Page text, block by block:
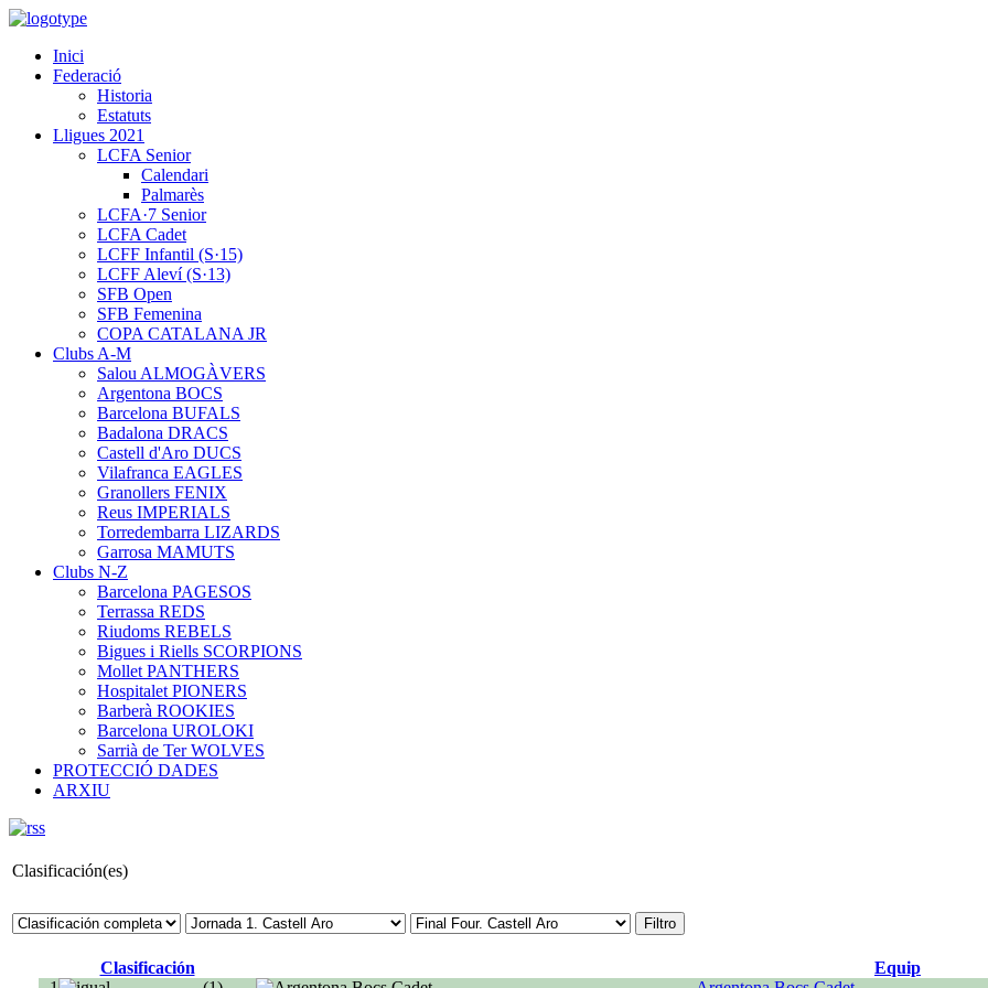
Inici
Federació
Historia
Estatuts
Lligues 2021
LCFA Senior
Calendari
Palmarès
LCFA·7 Senior
LCFA Cadet
LCFF Infantil (S·15)
LCFF Aleví (S·13)
SFB Open
SFB Femenina
COPA CATALANA JR
Clubs A-M
Salou ALMOGÀVERS
Argentona BOCS
Barcelona BUFALS
Badalona DRACS
Castell d'Aro DUCS
Vilafranca EAGLES
Granollers FENIX
Reus IMPERIALS
Torredembarra LIZARDS
Garrosa MAMUTS
Clubs N-Z
Barcelona PAGESOS
Terrassa REDS
Riudoms REBELS
Bigues i Riells SCORPIONS
Mollet PANTHERS
Hospitalet PIONERS
Barberà ROOKIES
Barcelona UROLOKI
Sarrià de Ter WOLVES
PROTECCIÓ DADES
ARXIU
Clasificación(es)
Clasificación Equip